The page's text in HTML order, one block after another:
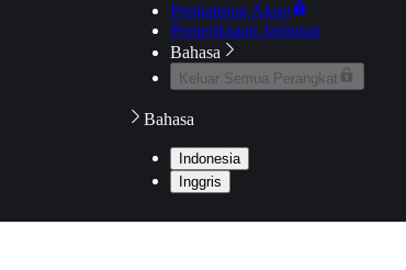
Pengaturan Akun
Pemeriksaan Jaringan
Bahasa
Keluar Semua Perangkat
Bahasa
Indonesia
Inggris